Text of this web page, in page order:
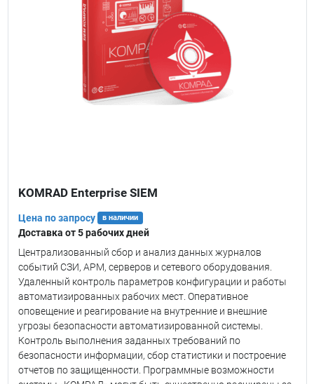
KOMRAD Enterprise SIEM
Цена по запросу в наличии
Доставка от 5 рабочих дней
Централизованный сбор и анализ данных журналов
событий СЗИ, АРМ, серверов и сетевого оборудования.
Удаленный контроль параметров конфигурации и работы
автоматизированных рабочих мест. Оперативное
оповещение и реагирование на внутренние и внешние
угрозы безопасности автоматизированной системы.
Контроль выполнения заданных требований по
безопасности информации, сбор статистики и построение
отчетов по защищенности. Программные возможности